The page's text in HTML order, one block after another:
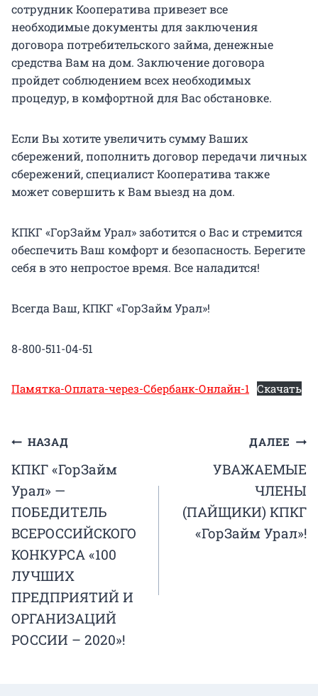
сотрудник Кооператива привезет все
необходимые документы для заключения
договора потребительского займа, денежные
средства Вам на дом. Заключение договора
пройдет соблюдением всех необходимых
процедур, в комфортной для Вас обстановке.
Если Вы хотите увеличить сумму Ваших
сбережений, пополнить договор передачи личных
сбережений, специалист Кооператива также
может совершить к Вам выезд на дом.
КПКГ «ГорЗайм Урал» заботится о Вас и стремится
обеспечить Ваш комфорт и безопасность. Берегите
себя в это непростое время. Все наладится!
Всегда Ваш, КПКГ «ГорЗайм Урал»!
8-800-511-04-51
Памятка-Оплата-через-Сбербанк-Онлайн-1 Скачать
Навигация
по
записям
НАЗАД
КПКГ «ГорЗайм
Урал» —
ПОБЕДИТЕЛЬ
ВСЕРОССИЙСКОГО
КОНКУРСА «100
ЛУЧШИХ
ПРЕДПРИЯТИЙ И
ОРГАНИЗАЦИЙ
РОССИИ – 2020»!
ДАЛЕЕ
УВАЖАЕМЫЕ
ЧЛЕНЫ
(ПАЙЩИКИ) КПКГ
«ГорЗайм Урал»!